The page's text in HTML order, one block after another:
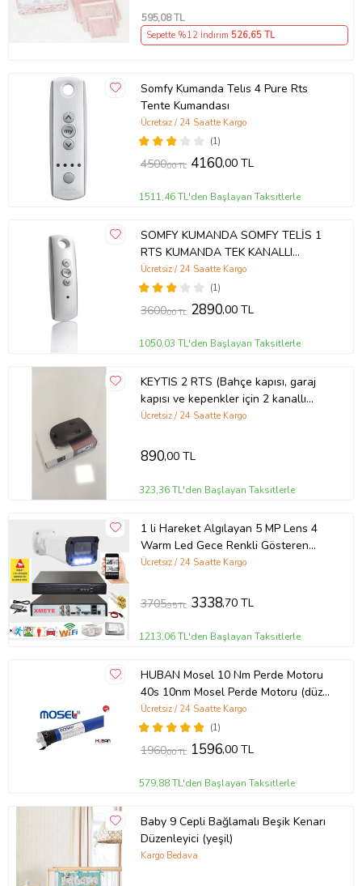
595,08 TL
Sepette %12 İndirim 526,65 TL
Somfy Kumanda Telıs 4 Pure Rts
Tente Kumandası
(1)
Ücretsiz / 24 Saatte Kargo
4500,00 TL 4160,00 TL
1511,46 TL'den Başlayan Taksitlerle
SOMFY KUMANDA SOMFY TELİS 1
RTS KUMANDA TEK KANALLI
PANJUR TENTE PERDE KUMANDASI
(1)
Ücretsiz / 24 Saatte Kargo
3600,00 TL 2890,00 TL
1050,03 TL'den Başlayan Taksitlerle
KEYTIS 2 RTS (Bahçe kapısı, garaj
kapısı ve kepenkler için 2 kanallı
uzaktan kumanda)
Ücretsiz / 24 Saatte Kargo
890,00 TL
323,36 TL'den Başlayan Taksitlerle
1 li Hareket Algılayan 5 MP Lens 4
Warm Led Gece Renkli Gösteren
Güvenlik Kamerası Seti BS 3404W
Ücretsiz / 24 Saatte Kargo
3705,95 TL 3338,70 TL
1213,06 TL'den Başlayan Taksitlerle
HUBAN Mosel 10 Nm Perde Motoru
40s 10nm Mosel Perde Motoru (düz
Motor) perde10nm
(1)
Ücretsiz / 24 Saatte Kargo
1960,00 TL 1596,00 TL
579,88 TL'den Başlayan Taksitlerle
Baby 9 Cepli Bağlamalı Beşik Kenarı
Düzenleyici (yeşil)
Kargo Bedava